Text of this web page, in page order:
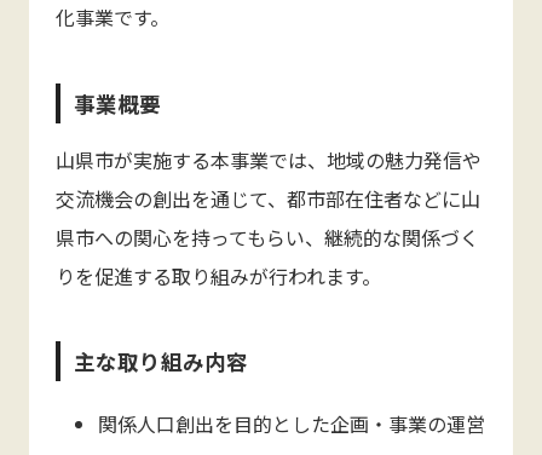
化事業です。
事業概要
山県市が実施する本事業では、地域の魅力発信や
交流機会の創出を通じて、都市部在住者などに山
県市への関心を持ってもらい、継続的な関係づく
りを促進する取り組みが行われます。
主な取り組み内容
関係人口創出を目的とした企画・事業の運営